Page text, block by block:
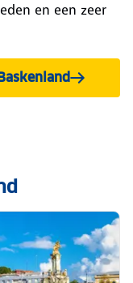
en een zeer